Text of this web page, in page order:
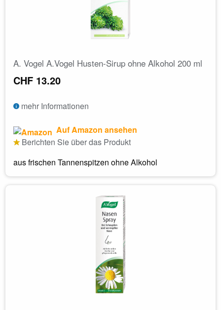
A. Vogel A.Vogel Husten-Sirup ohne Alkohol 200 ml
CHF 13.20
mehr Informationen
Auf Amazon ansehen
Berichten Sie über das Produkt
aus frischen Tannenspitzen ohne Alkohol